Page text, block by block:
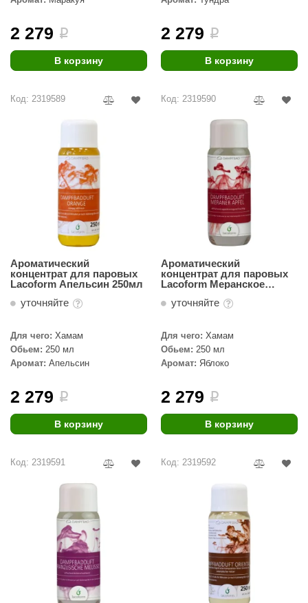
2 279 i
В корзину
2 279 i
В корзину
Код: 2319589
Ароматический
концентрат для паровых
Lacoform Апельсин 250мл
уточняйте
Для чего: Хамам
Обьем: 250 мл
Аромат: Апельсин
2 279 i
В корзину
Код: 2319590
Ароматический
концентрат для паровых
Lacoform Меранское
уточняйте
Для чего: Хамам
Обьем: 250 мл
Аромат: Яблоко
2 279 i
В корзину
Код: 2319591 Код: 2319592